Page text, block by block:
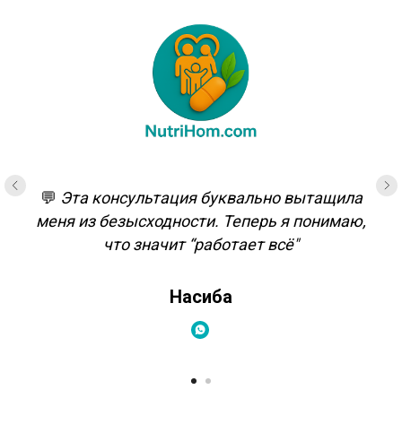
💬 Эта консультация буквально вытащила
меня из безысходности. Теперь я понимаю,
что значит “работает всё"
Насиба